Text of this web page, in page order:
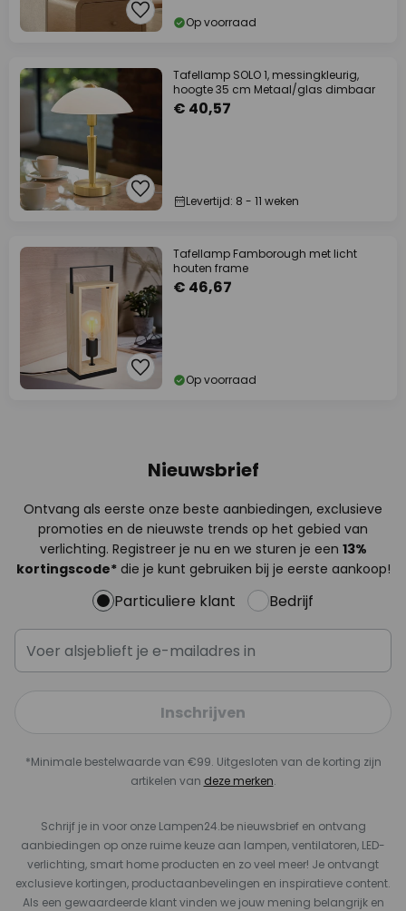
Op voorraad
Tafellamp SOLO 1, messingkleurig,
hoogte 35 cm Metaal/glas dimbaar
€ 40,57
Levertijd: 8 - 11 weken
Tafellamp Famborough met licht
houten frame
€ 46,67
Op voorraad
Nieuwsbrief
Ontvang als eerste onze beste aanbiedingen, exclusieve
promoties en de nieuwste trends op het gebied van
verlichting. Registreer je nu en we sturen je een 13%
kortingscode*die je kunt gebruiken bij je eerste aankoop!
Particuliere klant Bedrijf
Inschrijven
*Minimale bestelwaarde van €99. Uitgesloten van de korting zijn
artikelen van deze merken.
Schrijf je in voor onze Lampen24.be nieuwsbrief en ontvang
aanbiedingen op onze ruime keuze aan lampen, ventilatoren, LED-
verlichting, smart home producten en zo veel meer! Je ontvangt
exclusieve kortingen, productaanbevelingen en inspiratieve content.
Als een gewaardeerde klant vinden we jouw mening belangrijk en